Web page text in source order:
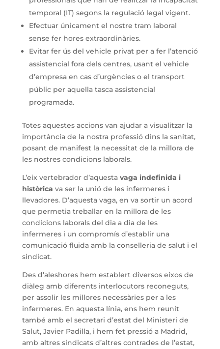
temporal (IT) segons la regulació legal vigent.
Efectuar únicament el nostre tram laboral
sense fer hores extraordinàries.
Evitar fer ús del vehicle privat per a fer l’atenció
assistencial fora dels centres, usant el vehicle
d’empresa en cas d’urgències o el transport
públic per aquella tasca assistencial
programada.
Totes aquestes accions van ajudar a visualitzar la
importància de la nostra professió dins la sanitat,
posant de manifest la necessitat de la millora de
les nostres condicions laborals.
L’eix vertebrador d’aquesta vaga indefinida i
històrica va ser la unió de les infermeres i
llevadores. D’aquesta vaga, en va sortir un acord
que permetia treballar en la millora de les
condicions laborals del dia a dia de les
infermeres i un compromís d’establir una
comunicació fluida amb la conselleria de salut i el
sindicat.
Des d’aleshores hem establert diversos eixos de
diàleg amb diferents interlocutors reconeguts,
per assolir les millores necessàries per a les
infermeres. En aquesta línia, ens hem reunit
també amb el secretari d’estat del Ministeri de
Salut, Javier Padilla, i hem fet pressió a Madrid,
amb altres sindicats d’altres contrades de l’estat,